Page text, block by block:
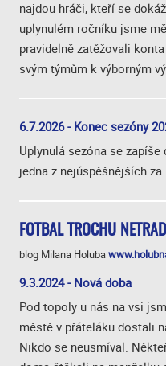
najdou hráči, kteří se
uplynulém ročníku jsme
pravidelně zatěžovali
svým týmům k výborným
6.7.2026 - Konec sezóny
Uplynulá sezóna se
jedna z nejúspěšnějších
FOTBAL TROCHU
blog Milana Holuba
9.3.2024 - Nová doba
Pod topoly u nás na vsi
městě v přáteláku dostali
Nikdo se neusmíval.